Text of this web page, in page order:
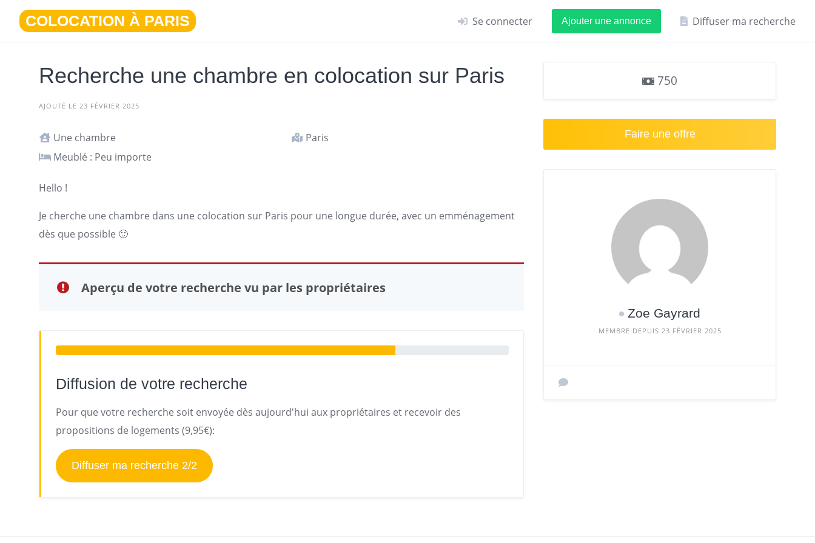
contenu
COLOCATION À PARIS Se connecter Ajouter une annonce Diffuser ma recherche
Recherche une chambre en colocation sur Paris
AJOUTÉ LE 23 FÉVRIER 2025
Une chambre
Paris
Meublé : Peu importe
Hello !
Je cherche une chambre dans une colocation sur Paris pour une longue durée, avec un emménagement
dès que possible 🙂
Aperçu de votre recherche vu par les propriétaires
Diffusion de votre recherche
Pour que votre recherche soit envoyée dès aujourd'hui aux propriétaires et recevoir des
propositions de logements (9,95€):
Diffuser ma recherche 2/2
750
Faire une offre
Zoe Gayrard
MEMBRE DEPUIS 23 FÉVRIER 2025